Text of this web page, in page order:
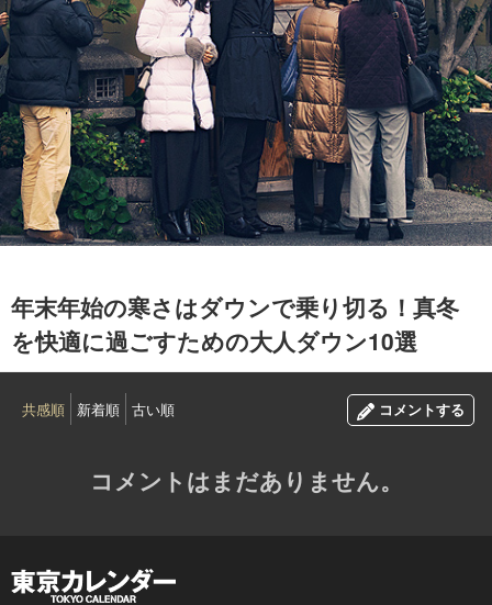
年末年始の寒さはダウンで乗り切る！真冬
を快適に過ごすための大人ダウン10選
共感順 新着順 古い順 コメントする
コメントはまだありません。